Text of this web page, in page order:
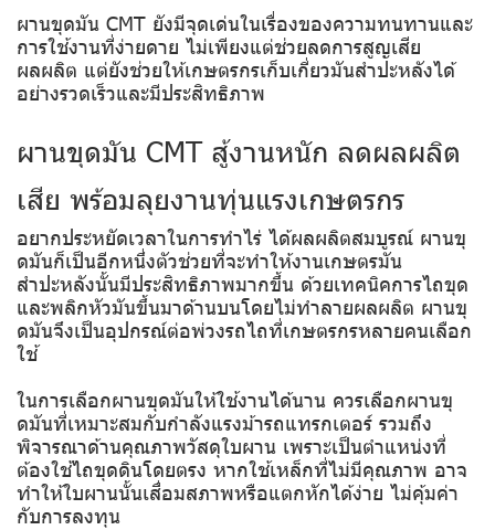
ผานขุดมัน CMT ยังมีจุดเด่นในเรื่องของความทนทานและ
การใช้งานที่ง่ายดาย ไม่เพียงแต่ช่วยลดการสูญเสีย
ผลผลิต แต่ยังช่วยให้เกษตรกรเก็บเกี่ยวมันสำปะหลังได้
อย่างรวดเร็วและมีประสิทธิภาพ
ผานขุดมัน CMT สู้งานหนัก ลดผลผลิต
เสีย พร้อมลุยงานทุ่นแรงเกษตรกร
อยากประหยัดเวลาในการทำไร่ ได้ผลผลิตสมบูรณ์ ผานขุ
ดมันก็เป็นอีกหนึ่งตัวช่วยที่จะทำให้งานเกษตรมัน
สำปะหลังนั้นมีประสิทธิภาพมากขึ้น ด้วยเทคนิคการไถขุด
และพลิกหัวมันขึ้นมาด้านบนโดยไม่ทำลายผลผลิต ผานขุ
ดมันจึงเป็นอุปกรณ์ต่อพ่วงรถไถที่เกษตรกรหลายคนเลือก
ใช้
ในการเลือกผานขุดมันให้ใช้งานได้นาน ควรเลือกผานขุ
ดมันที่เหมาะสมกับกำลังแรงม้ารถแทรกเตอร์ รวมถึง
พิจารณาด้านคุณภาพวัสดุใบผาน เพราะเป็นตำแหน่งที่
ต้องใช้ไถขุดดินโดยตรง หากใช้เหล็กที่ไม่มีคุณภาพ อาจ
ทำให้ใบผานนั้นเสื่อมสภาพหรือแตกหักได้ง่าย ไม่คุ้มค่า
กับการลงทุน